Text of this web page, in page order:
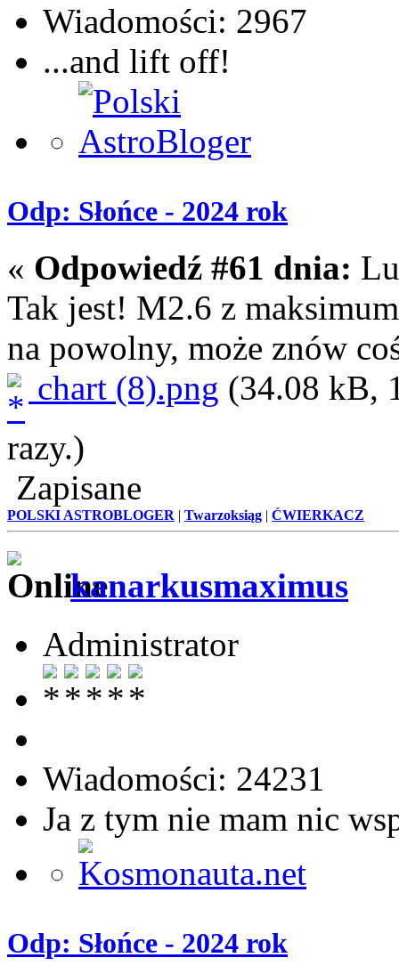
Wiadomości: 2967
...and lift off!
Odp: Słońce - 2024 rok
« Odpowiedź #61 dnia:
Tak jest! M2.6 z
na powolny, może znów
chart (8).png (34.08 kB,
razy.)
Zapisane
POLSKI ASTROBLOGER | Twarzoksiąg | ĆWIERKACZ
kanarkusmaximus
Administrator
Wiadomości: 24231
Ja z tym nie mam nic
Odp: Słońce - 2024 rok